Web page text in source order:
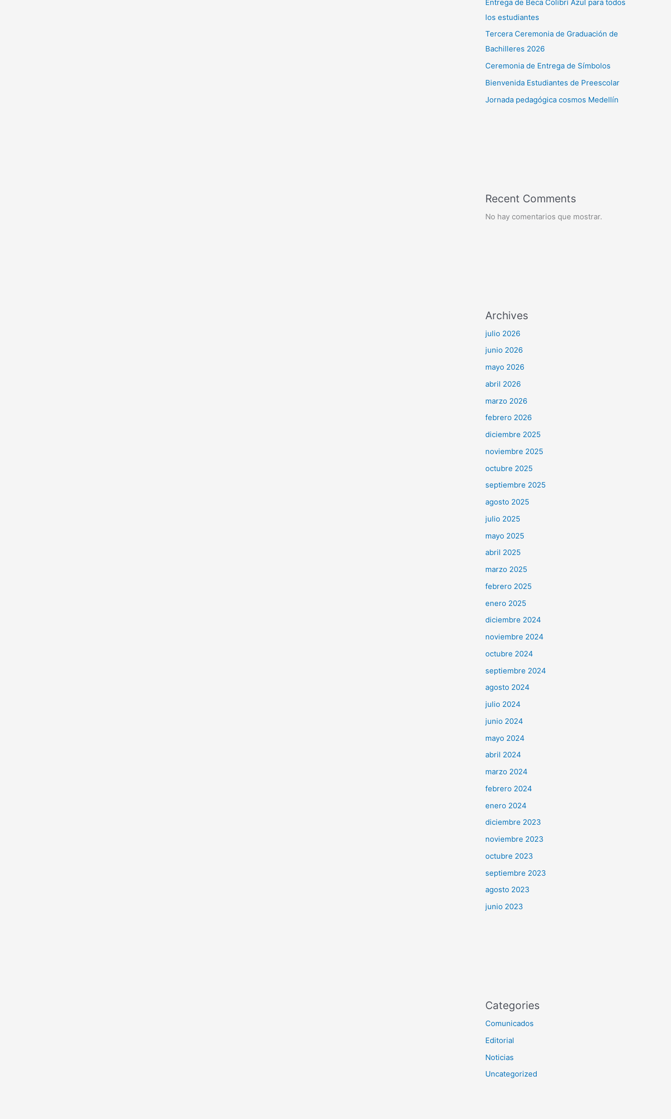
Entrega de Beca Colibrí Azul para todos
los estudiantes
Tercera Ceremonia de Graduación de
Bachilleres 2026
Ceremonia de Entrega de Símbolos
Bienvenida Estudiantes de Preescolar
Jornada pedagógica cosmos Medellín
Recent Comments
No hay comentarios que mostrar.
Archives
julio 2026
junio 2026
mayo 2026
abril 2026
marzo 2026
febrero 2026
diciembre 2025
noviembre 2025
octubre 2025
septiembre 2025
agosto 2025
julio 2025
mayo 2025
abril 2025
marzo 2025
febrero 2025
enero 2025
diciembre 2024
noviembre 2024
octubre 2024
septiembre 2024
agosto 2024
julio 2024
junio 2024
mayo 2024
abril 2024
marzo 2024
febrero 2024
enero 2024
diciembre 2023
noviembre 2023
octubre 2023
septiembre 2023
agosto 2023
junio 2023
Categories
Comunicados
Editorial
Noticias
Uncategorized